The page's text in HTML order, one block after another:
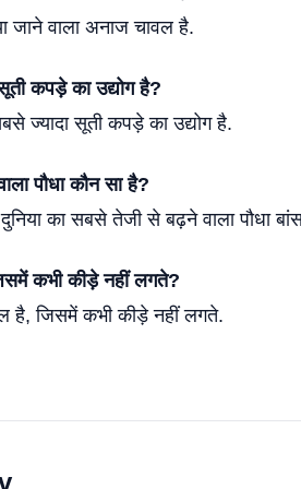
जाने वाला अनाज चावल है.
कपड़े का उद्योग है?
ज्यादा सूती कपड़े का उद्योग है.
पौधा कौन सा है?
का सबसे तेजी से बढ़ने वाला पौधा
कभी कीड़े नहीं लगते?
है, जिसमें कभी कीड़े नहीं लगते.